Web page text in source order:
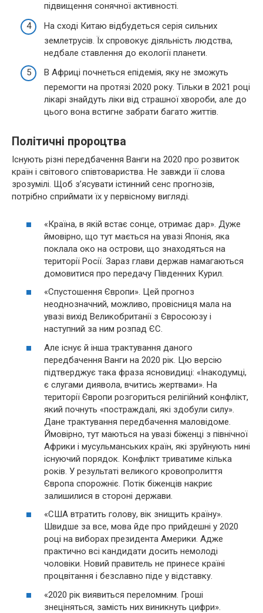
підвищення сонячної активності.
На сході Китаю відбудеться серія сильних
землетрусів. Їх спровокує діяльність людства,
недбале ставлення до екології планети.
В Африці почнеться епідемія, яку не зможуть
перемогти на протязі 2020 року. Тільки в 2021 році
лікарі знайдуть ліки від страшної хвороби, але до
цього вона встигне забрати багато життів.
Політичні пророцтва
Існують різні передбачення Ванги на 2020 про розвиток
країн і світового співтовариства. Не завжди її слова
зрозумілі. Щоб з’ясувати істинний сенс прогнозів,
потрібно сприймати їх у первісному вигляді.
«Країна, в якій встає сонце, отримає дар». Дуже
ймовірно, що тут мається на увазі Японія, яка
поклала око на острови, що знаходяться на
території Росії. Зараз глави держав намагаються
домовитися про передачу Південних Курил.
«Спустошення Європи». Цей прогноз
неоднозначний, можливо, провісниця мала на
увазі вихід Великобританії з Євросоюзу і
наступний за ним розпад ЄС.
Але існує й інша трактування даного
передбачення Ванги на 2020 рік. Цю версію
підтверджує така фраза ясновидиці: «Інакодумці,
є слугами диявола, вчитись жертвами». На
території Європи розгориться релігійний конфлікт,
який почнуть «постраждалі, які здобули силу».
Дане трактування передбачення маловідоме.
Ймовірно, тут маються на увазі біженці з північної
Африки і мусульманських країн, які зруйнують нині
існуючий порядок. Конфлікт триватиме кілька
років. У результаті великого кровопролиття
Європа спорожніє. Потік біженців накриє
залишилися в стороні держави.
«США втратить голову, вік знищить країну».
Швидше за все, мова йде про прийдешні у 2020
році на виборах президента Америки. Адже
практично всі кандидати досить немолоді
чоловіки. Новий правитель не принесе країні
процвітання і безславно піде у відставку.
«2020 рік виявиться переломним. Гроші
знеціняться, замість них виникнуть цифри».